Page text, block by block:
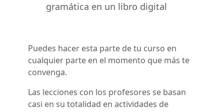
gramática en un libro digital
Puedes hacer esta parte de tu curso en
cualquier parte en el momento que más te
convenga.
Las lecciones con los profesores se basan
casi en su totalidad en actividades de